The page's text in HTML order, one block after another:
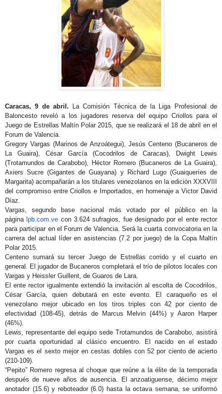
Caracas, 9 de abril. La Comisión Técnica de la Liga Profesional de
Baloncesto reveló a los jugadores reserva del equipo Criollos para el
Juego de Estrellas Maltín Polar 2015, que se realizará el 18 de abril en el
Forum de Valencia.
Gregory Vargas (Marinos de Anzoátegui), Jesús Centeno (Bucaneros de
La Guaira), César García (Cocodrilos de Caracas), Dwight Lewis
(Trotamundos de Carabobo), Héctor Romero (Bucaneros de La Guaira),
Axiers Sucre (Gigantes de Guayana) y Richard Lugo (Guaiqueríes de
Margarita) acompañarán a los titulares venezolanos en la edición XXXVIII
del compromiso entre Criollos e Importados, en homenaje a Victor David
Díaz.
Vargas, segundo base nacional más votado por el público en la
páginalpb.com.ve con 3.624 sufragios, fue designado por el ente rector
para participar en el Forum de Valencia. Será la cuarta convocatoria en la
carrera del actual líder en asistencias (7.2 por juego) de la Copa Maltín
Polar 2015.
Centeno sumará su tercer Juego de Estrellas corrido y el cuarto en
general. El jugador de Bucaneros completará el trío de pilotos locales con
Vargas y Heissler Guillent, de Guaros de Lara.
El ente rector igualmente extendió la invitación al escolta de Cocodrilos,
César García, quien debutará en este evento. El caraqueño es el
venezolano mejor ubicado en los tiros triples con 42 por ciento de
efectividad (108-45), detrás de Marcus Melvin (44%) y Aaron Harper
(46%).
Lewis, representante del equipo sede Trotamundos de Carabobo, asistirá
por cuarta oportunidad al clásico encuentro. El nacido en el estado
Vargas es el sexto mejor en cestas dobles con 52 por ciento de acierto
(210-109).
“Pepito” Romero regresa al choque que reúne a la élite de la temporada
después de nueve años de ausencia. El anzoatiguense, décimo mejor
anotador (15.6) y reboteador (6.0) hasta la octava semana, se uniformó